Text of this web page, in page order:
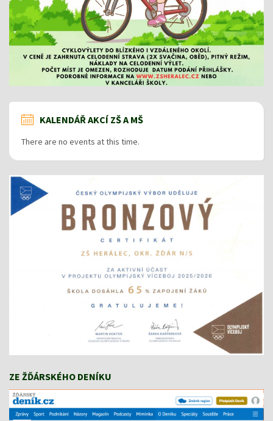
KALENDÁŘ AKCÍ ZŠ A MŠ
There are no events at this time.
ZE ŽĎÁRSKÉHO DENÍKU